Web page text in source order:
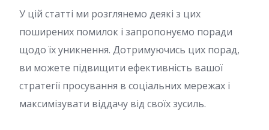
У цій статті ми розглянемо деякі з цих
поширених помилок і запропонуємо поради
щодо їх уникнення. Дотримуючись цих порад,
ви можете підвищити ефективність вашої
стратегії просування в соціальних мережах і
максимізувати віддачу від своїх зусиль.